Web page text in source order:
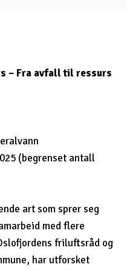
– Fra avfall til ressurs
(begrenset antall
art som sprer seg
med flere
friluftsråd og
har utforsket